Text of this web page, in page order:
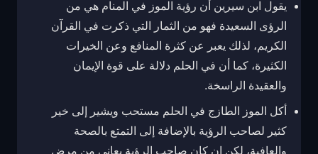
يقول ابن سيرين أن رؤية الموز في المنام هي من
الرؤى السعيدة فهو من الثمار التي ذكرت في القرآن
الكريم، لذلك يعبر عن كثرة المنافع وعن الخيرات
الكثيرة، كما أن في الحلم دلالة على قوة الإيمان
والعقيدة الراسخة.
أكل الموز الطازج في الحلم مستحب ويشير إلى خير
كثير لصاحب الرؤية بالإضافة إلى التمتع بالصحة
والعافية، لكن إن كان صاحب الرؤية يعاني من مرض